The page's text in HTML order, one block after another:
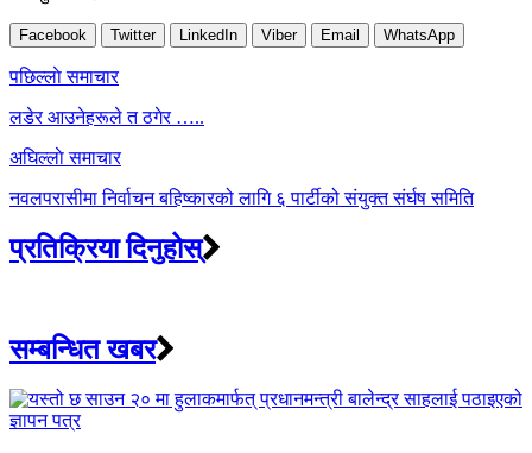
Facebook Twitter LinkedIn Viber Email WhatsApp
Post
navigation
पछिल्लाे समाचार
लडेर आउनेहरूले त ठगेर …..
अघिल्लाे समाचार
नवलपरासीमा निर्वाचन बहिष्कारको लागि ६ पार्टीको संयुक्त संर्घष समिति
प्रतिक्रिया दिनुहोस्
सम्बन्धित खबर